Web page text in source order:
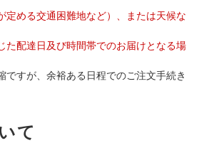
定める交通困難地など）、または天候な
た配達日及び時間帯でのお届けとなる場
ですが、余裕ある日程でのご注文手続き
て